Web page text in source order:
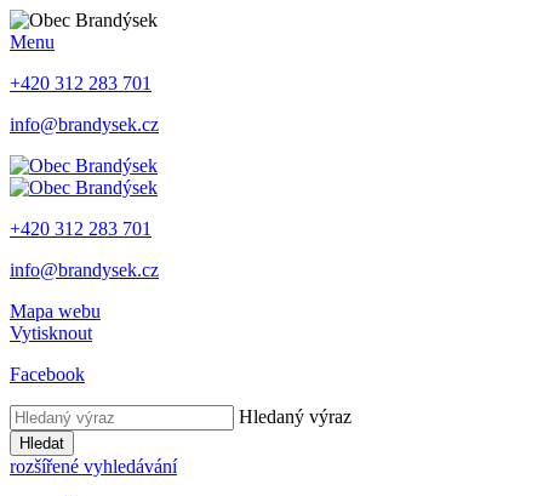
Menu
+420 312 283 701
info@brandysek.cz
+420 312 283 701
info@brandysek.cz
Mapa webu
Vytisknout
Facebook
Hledaný výraz
Hledat
rozšířené vyhledávání